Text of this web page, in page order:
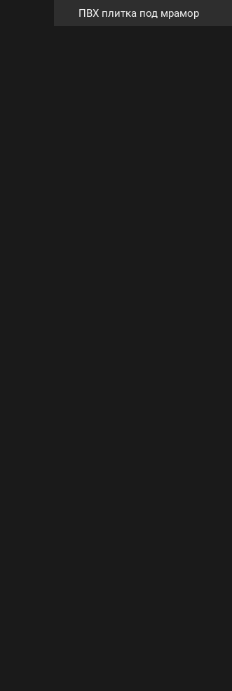
ПВХ плитка под мрамор